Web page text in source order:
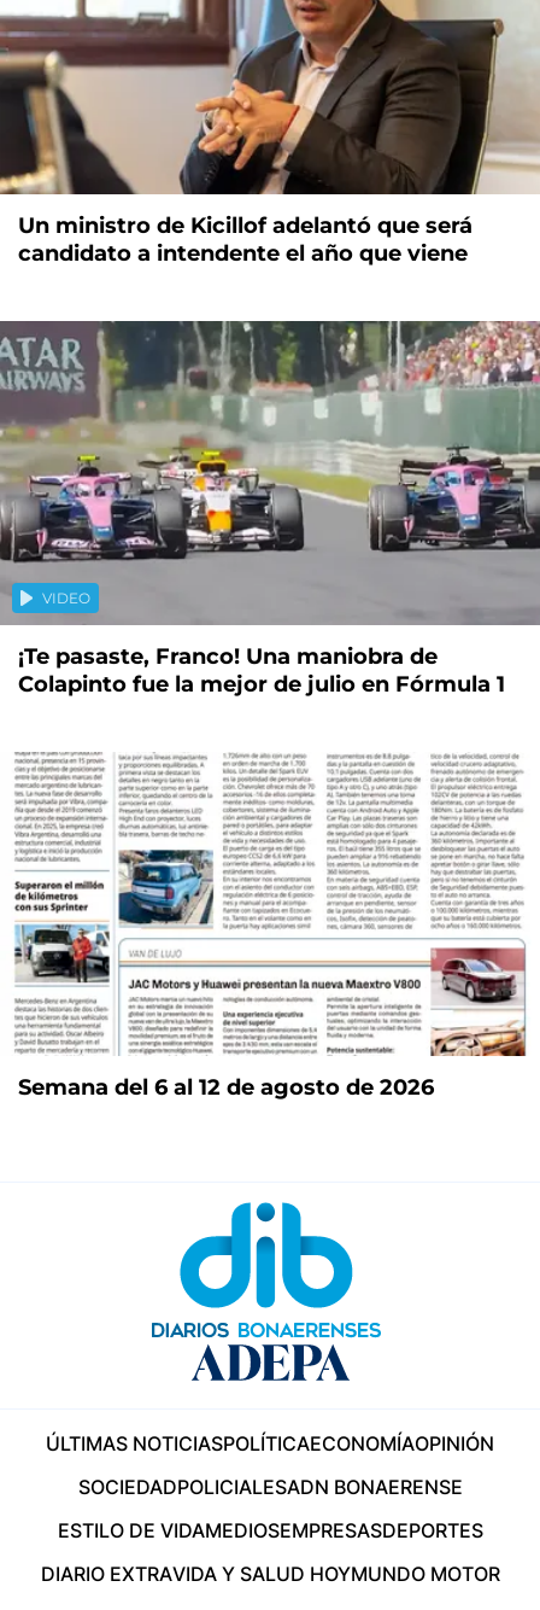
Un ministro de Kicillof adelantó que será
candidato a intendente el año que viene
VIDEO
¡Te pasaste, Franco! Una maniobra de
Colapinto fue la mejor de julio en Fórmula 1
Semana del 6 al 12 de agosto de 2026
ÚLTIMAS NOTICIASPOLÍTICAECONOMÍAOPINIÓN
SOCIEDADPOLICIALESADN BONAERENSE
ESTILO DE VIDAMEDIOSEMPRESASDEPORTES
DIARIO EXTRAVIDA Y SALUD HOYMUNDO MOTOR